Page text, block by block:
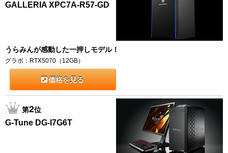
GALLERIA XPC7A-R57-GD
うらみんが感動した一押しモデル！
グラボ：RTX5070（12GB）
価格を見る
第2位
G-Tune DG-I7G6T